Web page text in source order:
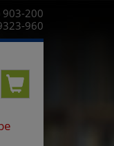
903-200
960